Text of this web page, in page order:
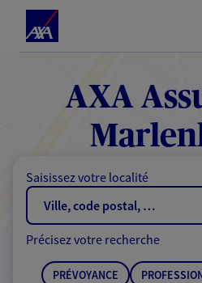
au
de
AXA
Saisissez votre localité
Précisez votre recherche
PRÉVOYANCE